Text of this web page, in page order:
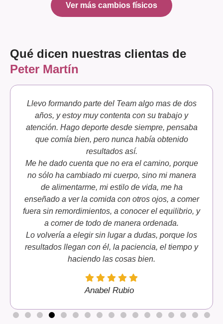
Ver más cambios físicos
Qué dicen nuestras clientas de
Peter Martín
Llevo formando parte del Team algo mas de dos
años, y estoy muy contenta con su trabajo y
atención. Hago deporte desde siempre, pensaba
que comía bien, pero nunca había obtenido
resultados así.
Me he dado cuenta que no era el camino, porque
no sólo ha cambiado mi cuerpo, sino mi manera
de alimentarme, mi estilo de vida, me ha
enseñado a ver la comida con otros ojos, a comer
fuera sin remordimientos, a conocer el equilibrio, y
a comer de todo de manera ordenada.
Lo volvería a elegir sin lugar a dudas, porque los
resultados llegan con él, la paciencia, el tiempo y
haciendo las cosas bien.
Anabel Rubio